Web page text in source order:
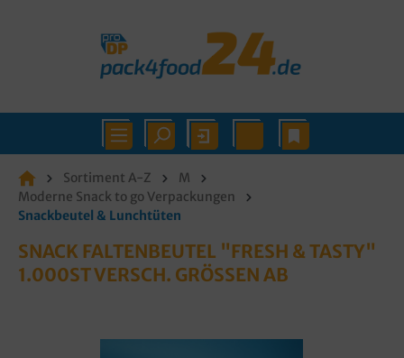
Sortiment A-Z
M
Moderne Snack to go Verpackungen
Snackbeutel & Lunchtüten
SNACK FALTENBEUTEL "FRESH & TASTY"
1.000ST VERSCH. GRÖSSEN AB